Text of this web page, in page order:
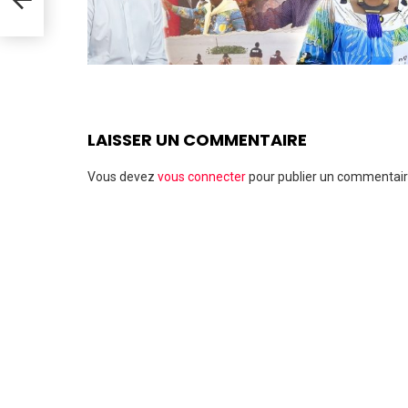
LAISSER UN COMMENTAIRE
Vous devez vous connecterpour publier un